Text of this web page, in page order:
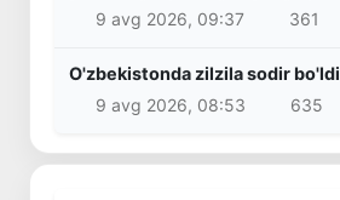
9 avg 2026, 09:37
361
O'zbekistonda zilzila sodir bo'ldi
9 avg 2026, 08:53
635